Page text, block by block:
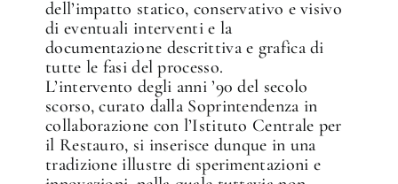
dell’impatto statico, conservativo e visivo
di eventuali interventi e la
documentazione descrittiva e grafica di
tutte le fasi del processo.
L’intervento degli anni ’90 del secolo
scorso, curato dalla Soprintendenza in
collaborazione con l’Istituto Centrale per
il Restauro, si inserisce dunque in una
tradizione illustre di sperimentazioni e